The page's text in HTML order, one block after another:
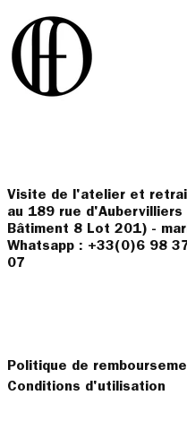
Visite de l'atelier et
au 189 rue d'Aubervilliers
Bâtiment 8 Lot 201) -
Whatsapp : +33(0)6 98
07
Politique de
Conditions d'utilisation